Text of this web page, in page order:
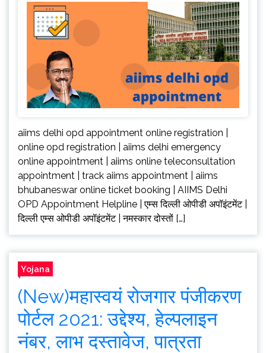
aiims delhi opd appointment online registration |
online opd registration | aiims delhi emergency
online appointment | aiims online teleconsultation
appointment | track aiims appointment | aiims
bhubaneswar online ticket booking | AIIMS Delhi
OPD Appointment Helpline | एम्स दिल्ली ओपीडी अपॉइंटमेंट |
दिल्ली एम्स ओपीडी अपॉइंटमेंट | नमस्कार दोस्तों […]
Yojana
(New)महास्वयं रोजगार पंजीकरण
पोर्टल 2021: उद्देश्य, हेल्पलाइन
नंबर, लाभ दस्तावेज, पात्रता